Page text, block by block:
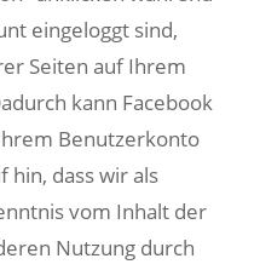
eingeloggt sind,
Seiten auf Ihrem
kann Facebook
Benutzerkonto
hin, dass wir als
vom Inhalt der
Nutzung durch